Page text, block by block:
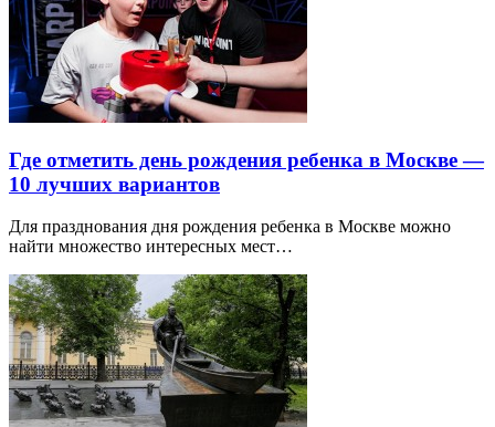
Где отметить день рождения ребенка в Москве —
10 лучших вариантов
Для празднования дня рождения ребенка в Москве можно
найти множество интересных мест…